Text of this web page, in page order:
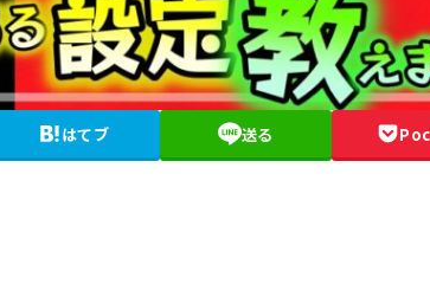
はてブ 送る